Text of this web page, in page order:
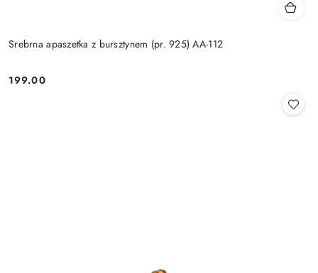
Srebrna apaszetka z bursztynem (pr. 925) AA-112
Cena:
199.00